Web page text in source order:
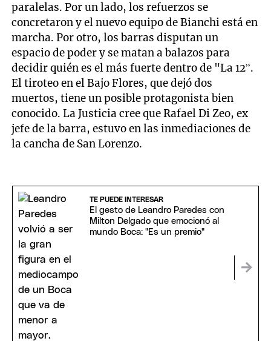
paralelas. Por un lado, los refuerzos se
concretaron y el nuevo equipo de Bianchi está en
marcha. Por otro, los barras disputan un
espacio de poder y se matan a balazos para
decidir quién es el más fuerte dentro de "La 12”.
El tiroteo en el Bajo Flores, que dejó dos
muertos, tiene un posible protagonista bien
conocido. La Justicia cree que Rafael Di Zeo, ex
jefe de la barra, estuvo en las inmediaciones de
la cancha de San Lorenzo.
TE PUEDE INTERESAR
El gesto de Leandro Paredes con
Milton Delgado que emocionó al
mundo Boca: "Es un premio"